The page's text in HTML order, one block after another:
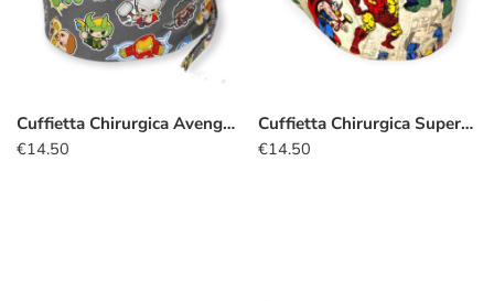
Cuffietta Chirurgica Avengers Kawaii grigio
€14.50
Cuffietta Chirurgica Supereroi old style
€14.50